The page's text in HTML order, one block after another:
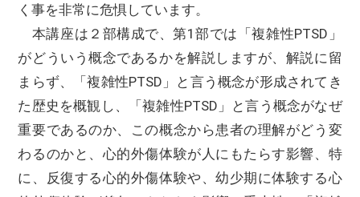
く事を非常に危惧しています。
本講座は２部構成で、第1部では「複雑性PTSD」
がどういう概念であるかを解説しますが、解説に留
まらず、「複雑性PTSD」と言う概念が形成されてき
た歴史を概観し、「複雑性PTSD」と言う概念がなぜ
重要であるのか、この概念から患者の理解がどう変
わるのかと、心的外傷体験が人にもたらす影響、特
に、反復する心的外傷体験や、幼少期に体験する心